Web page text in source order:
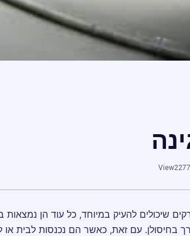
2277
View
שיכולים להעיק במיוחד, כל עוד הן
בחיסולן. עם זאת, כאשר הם נכנסות לבית או